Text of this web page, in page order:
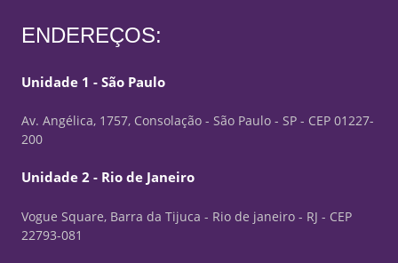
ENDEREÇOS:
Unidade 1 - São Paulo
Av. Angélica, 1757, Consolação - São Paulo - SP - CEP 01227-
200
Unidade 2 - Rio de Janeiro
Vogue Square, Barra da Tijuca - Rio de janeiro - RJ - CEP
22793-081